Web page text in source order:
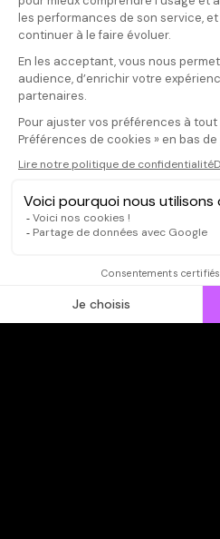
Donnez votre avis
Votre note
Votre commentaire
Il faut vous connecter pour
publier un avis
CONNEXION
Qui sommes-nous ?